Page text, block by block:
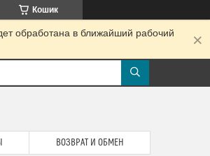
Кошик
обработана в ближайший рабочий
ВОЗВРАТ И ОБМЕН